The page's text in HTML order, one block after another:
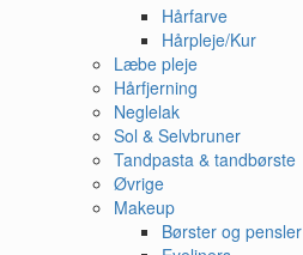
Hårfarve
Hårpleje/Kur
Læbe pleje
Hårfjerning
Neglelak
Sol & Selvbruner
Tandpasta & tandbørste
Øvrige
Makeup
Børster og pensler